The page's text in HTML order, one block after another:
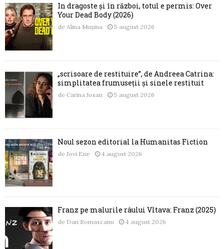
În dragoste și în război, totul e permis: Over
Your Dead Body (2026)
de Alina Mușina 5 august 2026
„scrisoare de restituire”, de Andreea Catrina:
simplitatea frumuseții și sinele restituit
de Carina Josan 5 august 2026
Noul sezon editorial la Humanitas Fiction
de Jovi Ene 4 august 2026
Franz pe malurile râului Vltava: Franz (2025)
de Dan Romascanu 4 august 2026